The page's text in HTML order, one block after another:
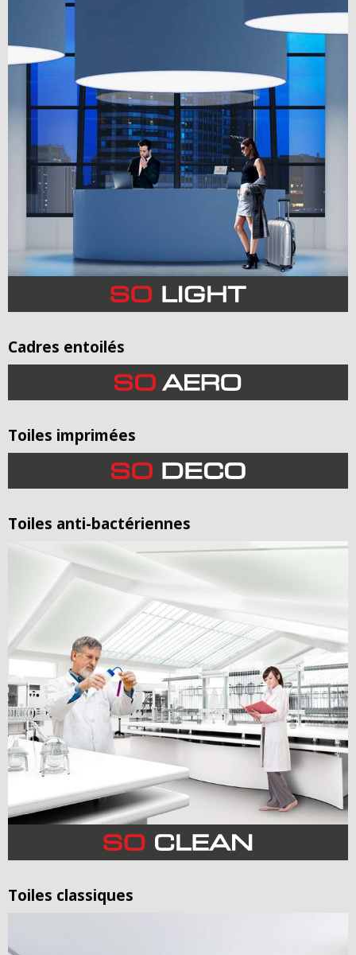
Cadres entoilés
Toiles imprimées
Toiles anti-bactériennes
Toiles classiques